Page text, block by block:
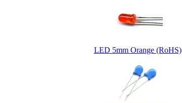
LED 5mm Orange (RoHS)